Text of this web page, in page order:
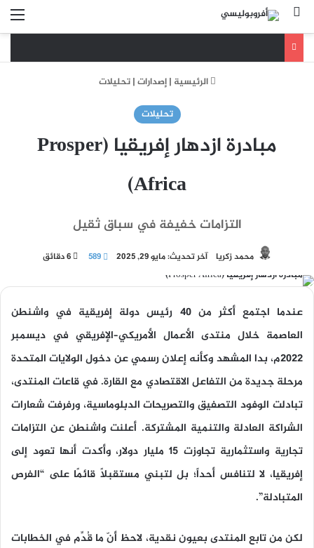
بحث عن
الرئيسية | إصدارات| تحليلات
تحليلات
مبادرة ازدهار إفريقيا (Prosper
Africa)
التزامات خفيفة في سباق ثقيل
محمد زكريا آخر تحديث: مايو 29, 2025 589 6 دقائق
عندما اجتمع أكثر من 40 رئيس دولة إفريقية في واشنطن
العاصمة خلال منتدى الأعمال الأمريكي–الإفريقي في ديسمبر
2022م، بدا المشهد وكأنه إعلان رسمي عن دخول الولايات المتحدة
مرحلة جديدة من التفاعل الاقتصادي مع القارة. في قاعات المنتدى،
تبادلت الوفود التصفيق والتصريحات الدبلوماسية، ورفرفت شعارات
الشراكة العادلة والتنمية المشتركة. أعلنت واشنطن عن التزامات
تجارية واستثمارية تجاوزت 15 مليار دولار، وأكدت أنها تعود إلى
إفريقيا، لا لتنافس أحداً؛ بل لتبني مستقبلاً قائمًا على “الفرص
المتبادلة”.
لكن من تابع المنتدى بعيون نقدية، لاحظ أنّ ما قُدِّم في الخطابات